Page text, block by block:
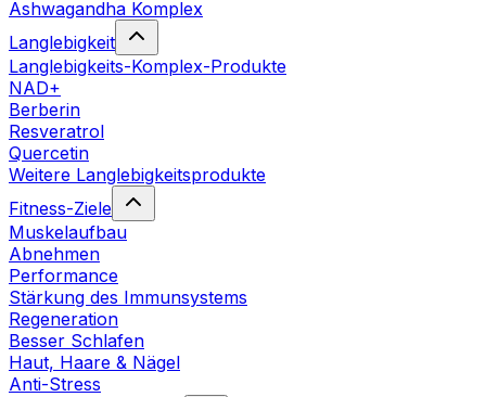
Ashwagandha Komplex
Langlebigkeit
Langlebigkeits-Komplex-Produkte
NAD+
Berberin
Resveratrol
Quercetin
Weitere Langlebigkeitsprodukte
Fitness-Ziele
Muskelaufbau
Abnehmen
Performance
Stärkung des Immunsystems
Regeneration
Besser Schlafen
Haut, Haare & Nägel
Anti-Stress